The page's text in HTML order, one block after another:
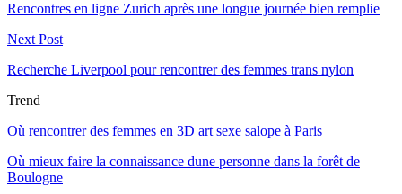
Rencontres en ligne Zurich après une longue journée bien remplie
Next Post
Recherche Liverpool pour rencontrer des femmes trans nylon
Trend
Où rencontrer des femmes en 3D art sexe salope à Paris
Où mieux faire la connaissance dune personne dans la forêt de
Boulogne